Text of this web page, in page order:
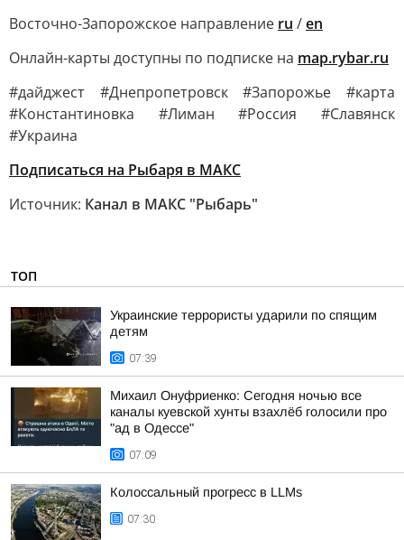
Восточно-Запорожское направление ru /en
Онлайн-карты доступны по подписке на map.rybar.ru
#дайджест #Днепропетровск #Запорожье #карта
#Константиновка #Лиман #Россия #Славянск
#Украина
Подписаться на Рыбаря в МАКС
Источник: Канал в МАКС "Рыбарь"
ТОП
Украинские террористы ударили по спящим
детям
07:39
Михаил Онуфриенко: Сегодня ночью все
каналы куевской хунты взахлёб голосили про
"ад в Одессе"
07:09
Колоссальный прогресс в LLMs
07:30